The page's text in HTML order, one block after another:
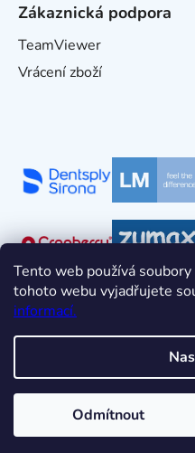
Tento web používá
tohoto webu vyjadřujete
informací.
Odmítnout
Zákaznická podpora
TeamViewer
Vrácení zboží
Copyright 2026HDT s.r.o.
Upravit